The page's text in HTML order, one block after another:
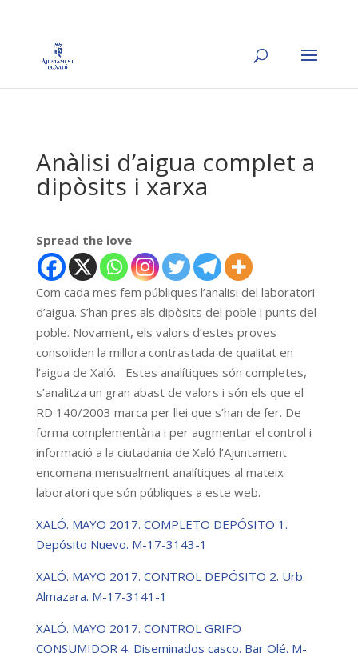
Anàlisi d’aigua complet a
dipòsits i xarxa
Spread the love
Com cada mes fem públiques l’analisi del laboratori
d’aigua. S’han pres als dipòsits del poble i punts del
poble. Novament, els valors d’estes proves
consoliden la millora contrastada de qualitat en
l’aigua de Xaló. Estes analítiques són completes,
s’analitza un gran abast de valors i són els que el
RD 140/2003 marca per llei que s’han de fer. De
forma complementària i per augmentar el control i
informació a la ciutadania de Xaló l’Ajuntament
encomana mensualment analítiques al mateix
laboratori que són públiques a este web.
XALÓ. MAYO 2017. COMPLETO DEPÓSITO 1.
Depósito Nuevo. M-17-3143-1
XALÓ. MAYO 2017. CONTROL DEPÓSITO 2. Urb.
Almazara. M-17-3141-1
XALÓ. MAYO 2017. CONTROL GRIFO
CONSUMIDOR 4. Diseminados casco. Bar Olé. M-